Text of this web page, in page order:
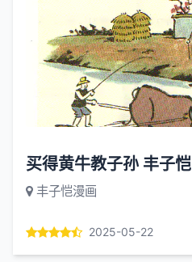
买得黄牛教子孙 丰子恺
丰子恺漫画
2025-05-22